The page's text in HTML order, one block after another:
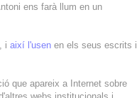
ens farà llum en un
i així l'usen en els seus escrits i
que apareix a Internet sobre
webs institucionals i